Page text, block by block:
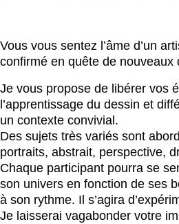
Vous vous sentez l’âme d’un
confirmé en quête de nouveaux
Je vous propose de libérer vos
l’apprentissage du dessin et
un contexte convivial.
Des sujets très variés sont
portraits, abstrait, perspective,
Chaque participant pourra se
son univers en fonction de ses
à son rythme. Il s’agira
Je laisserai vagabonder votre